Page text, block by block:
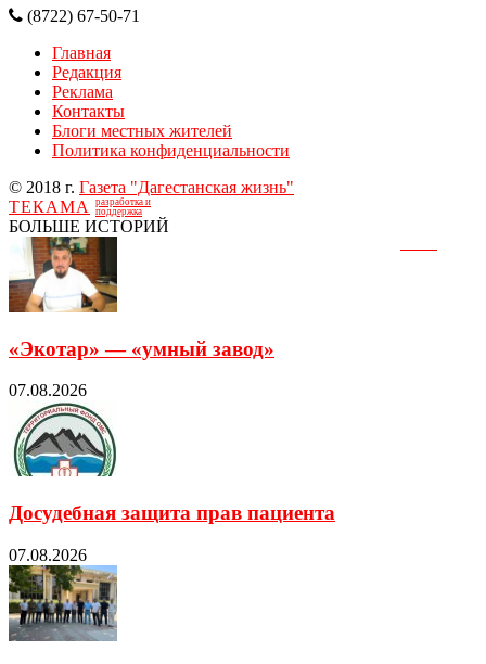
(8722) 67-50-71
Главная
Редакция
Реклама
Контакты
Блоги местных жителей
Политика конфиденциальности
© 2018 г. Газета "Дагестанская жизнь"
ТЕКАМА
разработка и
поддержка
БОЛЬШЕ ИСТОРИЙ
«Экотар» — «умный завод»
07.08.2026
Досудебная защита прав пациента
07.08.2026